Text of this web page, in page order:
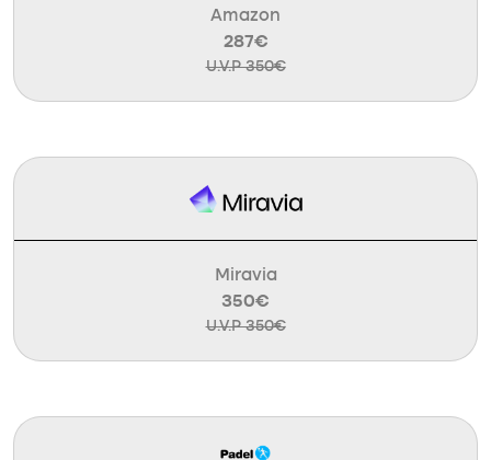
Amazon
287€
U.V.P 350€
Miravia
350€
U.V.P 350€